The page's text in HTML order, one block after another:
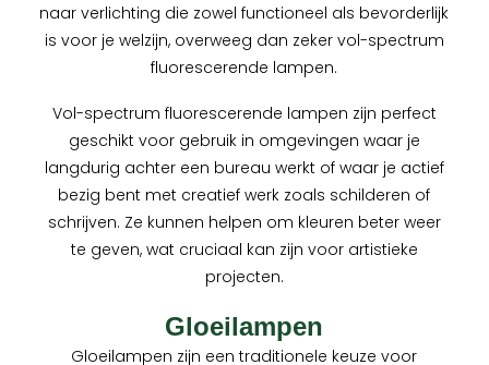
naar verlichting die zowel functioneel als bevorderlijk
is voor je welzijn, overweeg dan zeker vol-spectrum
fluorescerende lampen.
Vol-spectrum fluorescerende lampen zijn perfect
geschikt voor gebruik in omgevingen waar je
langdurig achter een bureau werkt of waar je actief
bezig bent met creatief werk zoals schilderen of
schrijven. Ze kunnen helpen om kleuren beter weer
te geven, wat cruciaal kan zijn voor artistieke
projecten.
Gloeilampen
Gloeilampen zijn een traditionele keuze voor